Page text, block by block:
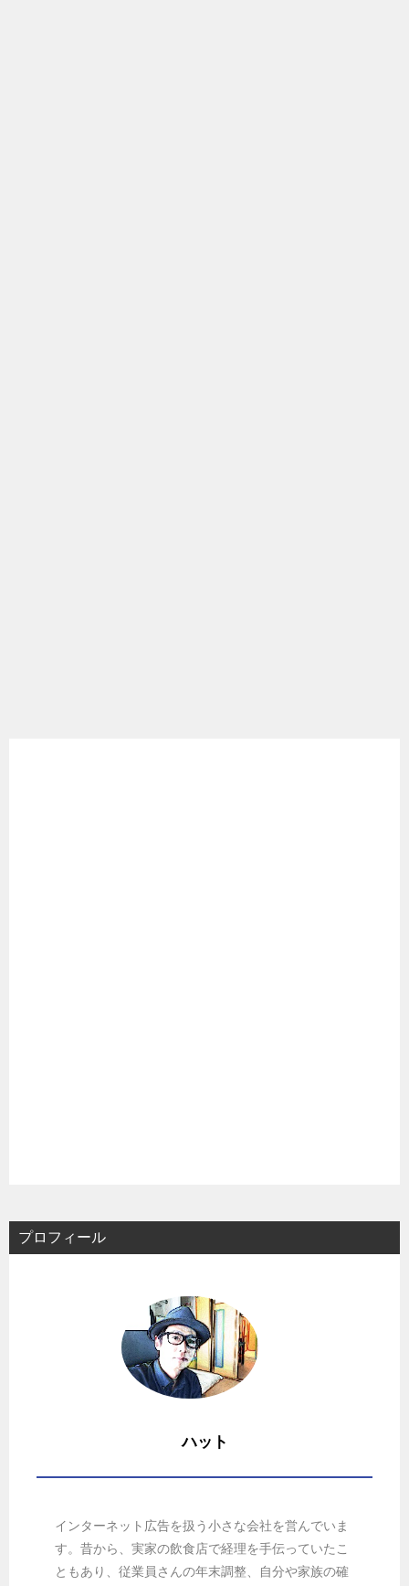
プロフィール
ハット
インターネット広告を扱う小さな会社を営んでいま
す。昔から、実家の飲食店で経理を手伝っていたこ
ともあり、従業員さんの年末調整、自分や家族の確